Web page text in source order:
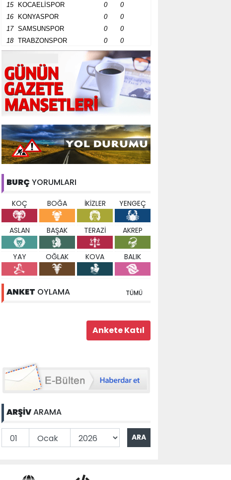
15
KOCAELİSPOR 0
0
16
KONYASPOR 0
0
17
SAMSUNSPOR 0
0
18
TRABZONSPOR 0 0
BURÇ YORUMLARI
KOÇ BOĞA İKİZLER YENGEÇ
ASLAN BAŞAK TERAZİ AKREP
YAY OĞLAK KOVA BALIK
ANKET OYLAMA TÜMÜ
ARŞİVARAMA